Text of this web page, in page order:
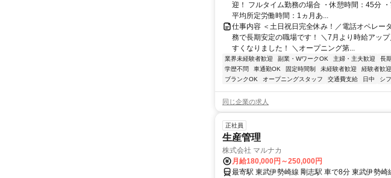
迎！ フルタイム勤務の場合 ・休憩時間：45分
平均所定労働時間：1ヵ月あ...
仕事内容 ＜土日祝日完全休み！／電話オペレー
務で長期安定の職場です！ ＼7月より時給アッ
すくなりました！ ＼オープニング第...
業界未経験者歓迎 副業・WワークOK 主婦・主夫歓迎 長期
学歴不問
車通勤OK 固定時間制 未経験者歓迎 経験者歓迎
ブランクOK
オープニングスタッフ 交通費支給 日中 シ
同じ企業の求人
正社員
生産管理
株式会社 マルナカ
月給180,000円～250,000円
最寄駅 東武伊勢崎線 剛志駅 車で8分 東武伊勢崎